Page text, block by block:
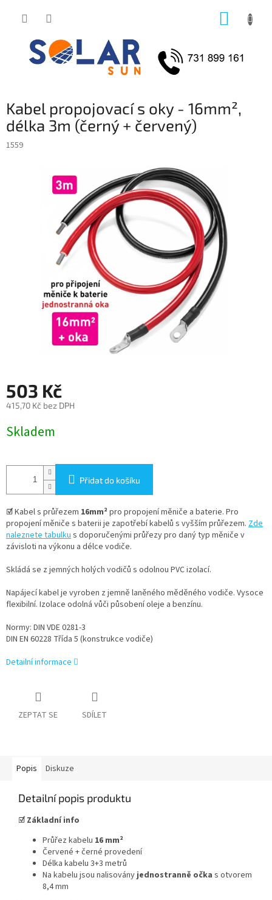
Kabel propojovací s oky - 16mm²,
délka 3m (černý + červený)
1559
503 Kč
415,70 Kč bez DPH
cena:
Skladem
Přidat do košíku
☑Kabel s průřezem 16mm²pro propojení měniče a baterie. Pro
propojení měniče s baterii je zapotřebí kabelů s vyšším průřezem. Zde
naleznete tabulkus doporučenými průřezy pro daný typ měniče v
závisloti na výkonu a délce vodiče.
Skládá se z jemných holých vodičů s odolnou PVC izolací.
Napájecí kabel je vyroben z jemně laněného měděného vodiče. Vysoce
flexibilní. Izolace odolná vůči působení oleje a benzínu.
Normy: DIN VDE 0281-3
DIN EN 60228 Třída 5 (konstrukce vodiče)
Detailní informace
ZEPTAT SE SDÍLET
Popis Diskuze
Detailní popis produktu
☑ Základní info
Průřez kabelu 16 mm²
Červené + černé provedení
Délka kabelu 3+3 metrů
Na kabelu jsou nalisoványjednostranně očka s otvorem
8,4 mm